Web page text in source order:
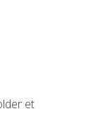
et